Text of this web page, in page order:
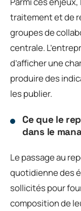
traitement et de
groupes de
centrale.
d’afficher une
produire des
les publier.
Ce que le
dans le
Le passage au
quotidienne des
sollicités pour
composition de